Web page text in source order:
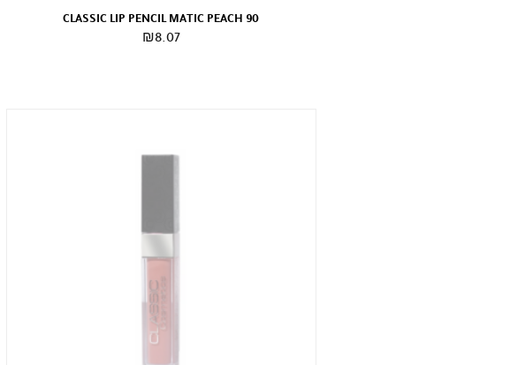
CLASSIC LIP PENCIL MATIC PEACH 90
₪8.07